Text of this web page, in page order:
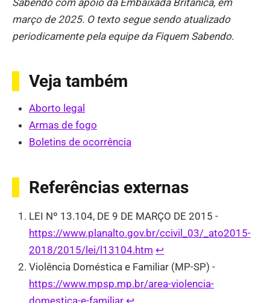
março de 2025. O texto segue sendo atualizado
periodicamente pela equipe da Fiquem Sabendo.
Veja também
Aborto legal
Armas de fogo
Boletins de ocorrência
Referências externas
LEI Nº 13.104, DE 9 DE MARÇO DE 2015 -
https://www.planalto.gov.br/ccivil_03/_ato2015-
2018/2015/lei/l13104.htm ↩︎
Violência Doméstica e Familiar (MP-SP) -
https://www.mpsp.mp.br/area-violencia-
domestica-e-familiar ↩︎